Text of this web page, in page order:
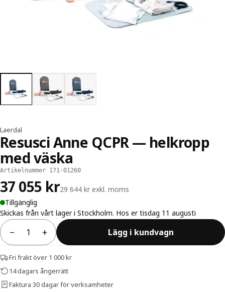
Laerdal
Resusci Anne QCPR — helkropp
med väska
Artikelnummer 171-01260
37 055 kr29 644 kr exkl. moms
Tillgänglig
Skickas från vårt lager i Stockholm. Hos er tisdag 11 augusti
− + Lägg i kundvagn
Fri frakt över 1 000 kr
14 dagars ångerrätt
Faktura 30 dagar för verksamheter